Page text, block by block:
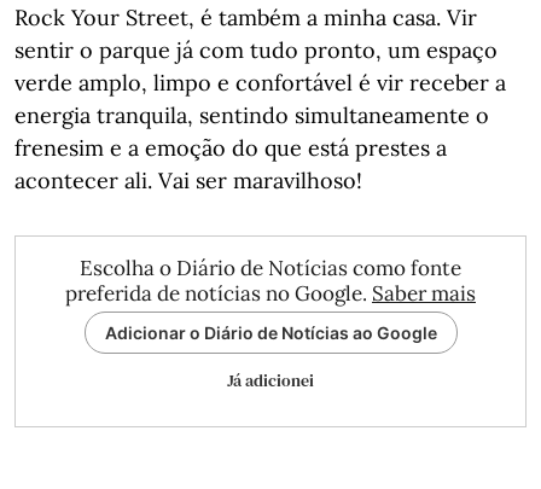
Rock Your Street, é também a minha casa. Vir
sentir o parque já com tudo pronto, um espaço
verde amplo, limpo e confortável é vir receber a
energia tranquila, sentindo simultaneamente o
frenesim e a emoção do que está prestes a
acontecer ali. Vai ser maravilhoso!
Escolha o Diário de Notícias como fonte
preferida de notícias no Google. Saber mais
Adicionar o Diário de Notícias ao Google
Já adicionei